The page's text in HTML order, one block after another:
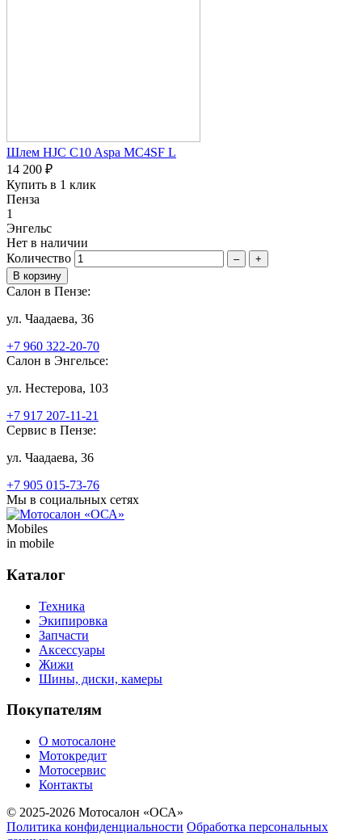
Шлем HJC C10 Aspa MC4SF L
14 200 ₽
Купить в 1 клик
Пенза
1
Энгельс
Нет в наличии
Количество
– +
Салон в Пензе:
ул. Чаадаева, 36
+7 960 322-20-70
Салон в Энгельсе:
ул. Нестерова, 103
+7 917 207-11-21
Сервис в Пензе:
ул. Чаадаева, 36
+7 905 015-73-76
Мы в социальных сетях
Mobiles
in mobile
Каталог
Техника
Экипировка
Запчасти
Аксессуары
Жижи
Шины, диски, камеры
Покупателям
О мотосалоне
Мотокредит
Мотосервис
Контакты
© 2025-2026 Мотосалон «ОСА»
Политика конфиденциальности Обработка персональных